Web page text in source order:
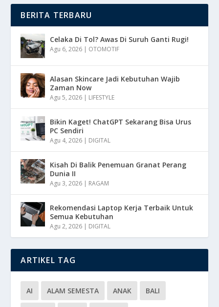
BERITA TERBARU
Celaka Di Tol? Awas Di Suruh Ganti Rugi!
Agu 6, 2026 | OTOMOTIF
Alasan Skincare Jadi Kebutuhan Wajib
Zaman Now
Agu 5, 2026 | LIFESTYLE
Bikin Kaget! ChatGPT Sekarang Bisa Urus
PC Sendiri
Agu 4, 2026 | DIGITAL
Kisah Di Balik Penemuan Granat Perang
Dunia II
Agu 3, 2026 | RAGAM
Rekomendasi Laptop Kerja Terbaik Untuk
Semua Kebutuhan
Agu 2, 2026 | DIGITAL
ARTIKEL TAG
AI ALAM SEMESTA ANAK BALI